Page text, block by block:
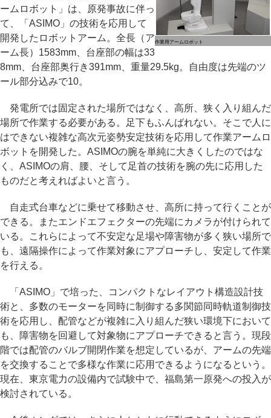
作業用アームロボット
ームロボット」は、原発事故に伴っ
て、「ASIMO」の技術を応用して
開発したロボットアーム。全長（ア
ーム長）1583mm、台座部の幅は33
8mm、台座部奥行き391mm、重量29.5kg。自由度は先端のツ
ール部分込みで10。
発電所では固定された場所ではなく、高所、狭く入り組んだ
場所で作業する必要がある。足下もふんばれない。そこで人に
はできない複雑な高次元姿勢安定技術を応用して作業アームロ
ボットを開発した。ASIMOの腕を単純に大きくしたのではな
く、ASIMOの肩、腰、そして足首の技術を腕の先に応用した
ものだと考えればよいと言う。
自走式台車などに乗せて移動させ、高所に持って行くことが
できる。またエンドエフェクターの先端にカメラが付けられて
いる。これらによって不安定な足場や障害物が多く狭い場所で
も、遠隔操作によって作業対象にアプローチし、安定して作業
を行える。
「ASIMO」で培った、コンパクトなレイアウト構造設計技
術と、多数のモーターを同時に制御する多関節同時軌道制御技
術を応用し、配管などが複雑に入り組んだ狭い環境下において
も、障害物を回避して対象物にアプローチできると言う。現段
階では配管のバルブ開閉作業を想定しているが、アームの先端
を交換することで多様な作業に応用できるようになるという。
現在、東京電力の設備内で試験中で、福島第一原発への投入が
検討されている。